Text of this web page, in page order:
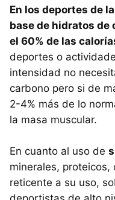
En los deportes de
base de hidratos de
el 60% de las
deportes o
intensidad no
carbono pero si de
2-4% más de lo
la masa muscular.
En cuanto al uso de
minerales,
reticente a su uso,